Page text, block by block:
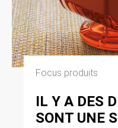
Focus produits
IL Y A DES
SONT UNE